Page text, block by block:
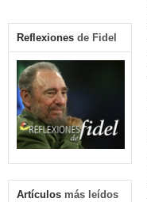
Reflexiones de Fidel
Artículos más leídos